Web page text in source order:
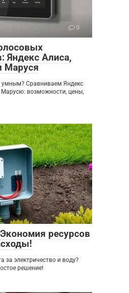
0
Яндекс Алиса,
Маруся
умным? Сравниваем Яндекс
Марусю: возможности, цены,
0
ресурсов
за электричество и воду?
решение!